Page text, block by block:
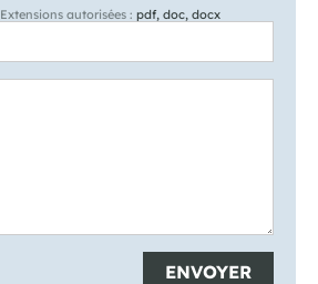
Extensions autorisées : pdf, doc, docx
ENVOYER